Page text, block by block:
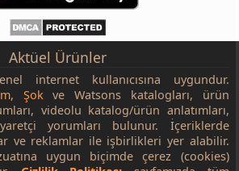
Aktüel Ürünler
internet kullanıcısına uygundur.
, Şok ve Watsons katalogları, ürün
videolu katalog/ürün anlatımları,
yorumları bulunur. İçeriklerde
ve reklamlar ile işbirlikleri yer alabilir.
uygun biçimde çerez (cookies)